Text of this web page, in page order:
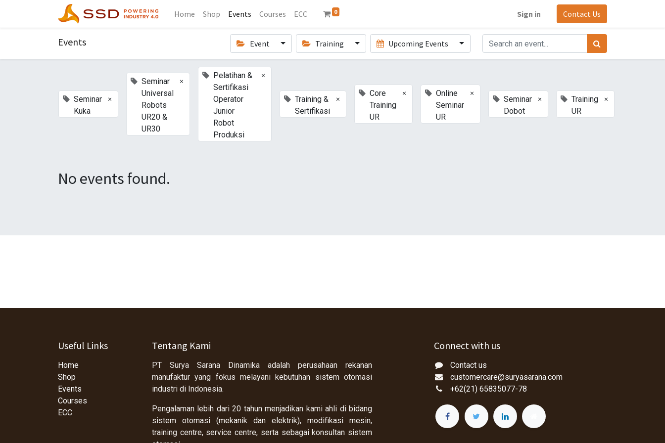
Home Shop Events Courses ECC 0 Sign in Contact Us
Events Event Training Upcoming Events
Seminar
Kuka
×
Seminar
Universal
Robots
UR20 &
UR30
×
Pelatihan &
Sertifikasi
Operator
Junior
Robot
Produksi
×
Training &
Sertifikasi
×
Core
Training
UR
×
Online
Seminar
UR
×
Seminar
Dobot
×
Training
UR
×
No events found.
Useful Links
Home
Shop
Events
Courses
ECC
Tentang Kami
PT Surya Sarana Dinamika adalah perusahaan rekanan
manufaktur yang fokus melayani kebutuhan sistem otomasi
industri di Indonesia.
Pengalaman lebih dari 20 tahun menjadikan kami ahli di bidang
sistem otomasi (mekanik dan elektrik), modifikasi mesin,
training centre, service centre, serta sebagai konsultan sistem
Connect with us
Contact us
customercare@suryasarana.com
+62(21) 65835077-78